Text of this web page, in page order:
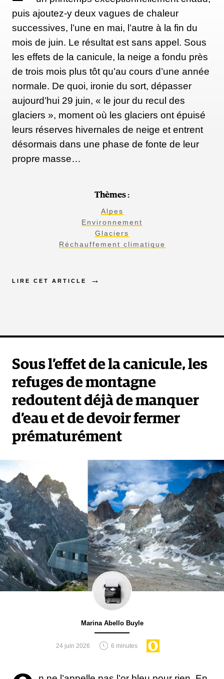
puis ajoutez-y deux vagues de chaleur
successives, l’une en mai, l’autre à la fin du
mois de juin. Le résultat est sans appel. Sous
les effets de la canicule, la neige a fondu près
de trois mois plus tôt qu’au cours d’une année
normale. De quoi, ironie du sort, dépasser
aujourd’hui 29 juin, « le jour du recul des
glaciers », moment où les glaciers ont épuisé
leurs réserves hivernales de neige et entrent
désormais dans une phase de fonte de leur
propre masse…
Thèmes :
Alpes
Environnement
Glaciers
Réchauffement climatique
LIRE CET ARTICLE
Sous l’effet de la canicule, les
refuges de montagne
redoutent déjà de manquer
d’eau et de devoir fermer
prématurément
Marina Abello Buyle
24 juin 2026 6 minutes